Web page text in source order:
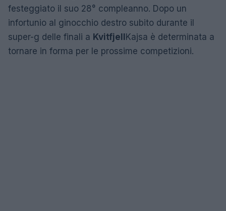
festeggiato il suo 28° compleanno. Dopo un
infortunio al ginocchio destro subito durante il
super-g delle finali a Kvitfjell Kajsa è determinata a
tornare in forma per le prossime competizioni.